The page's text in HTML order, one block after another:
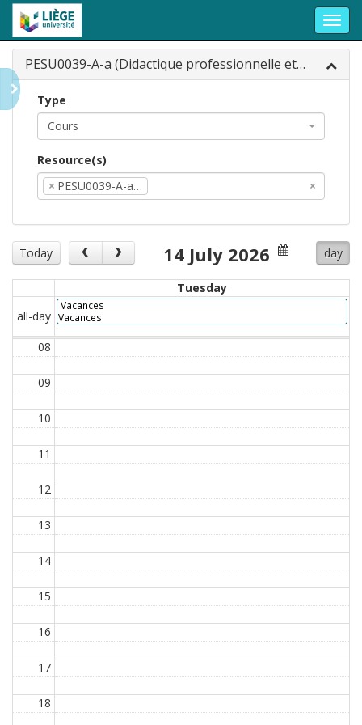
PESU0039-A-a (Didactique professionnelle et accompagnement de pratique (sciences physiques) (PESU0039-A-a))
Type
Cours
Resource(s)
×
× PESU0039-A-a…
Today day
14 July 2026
Tuesday
all-day
Vacances
Vacances
08
09
10
11
12
13
14
15
16
17
18